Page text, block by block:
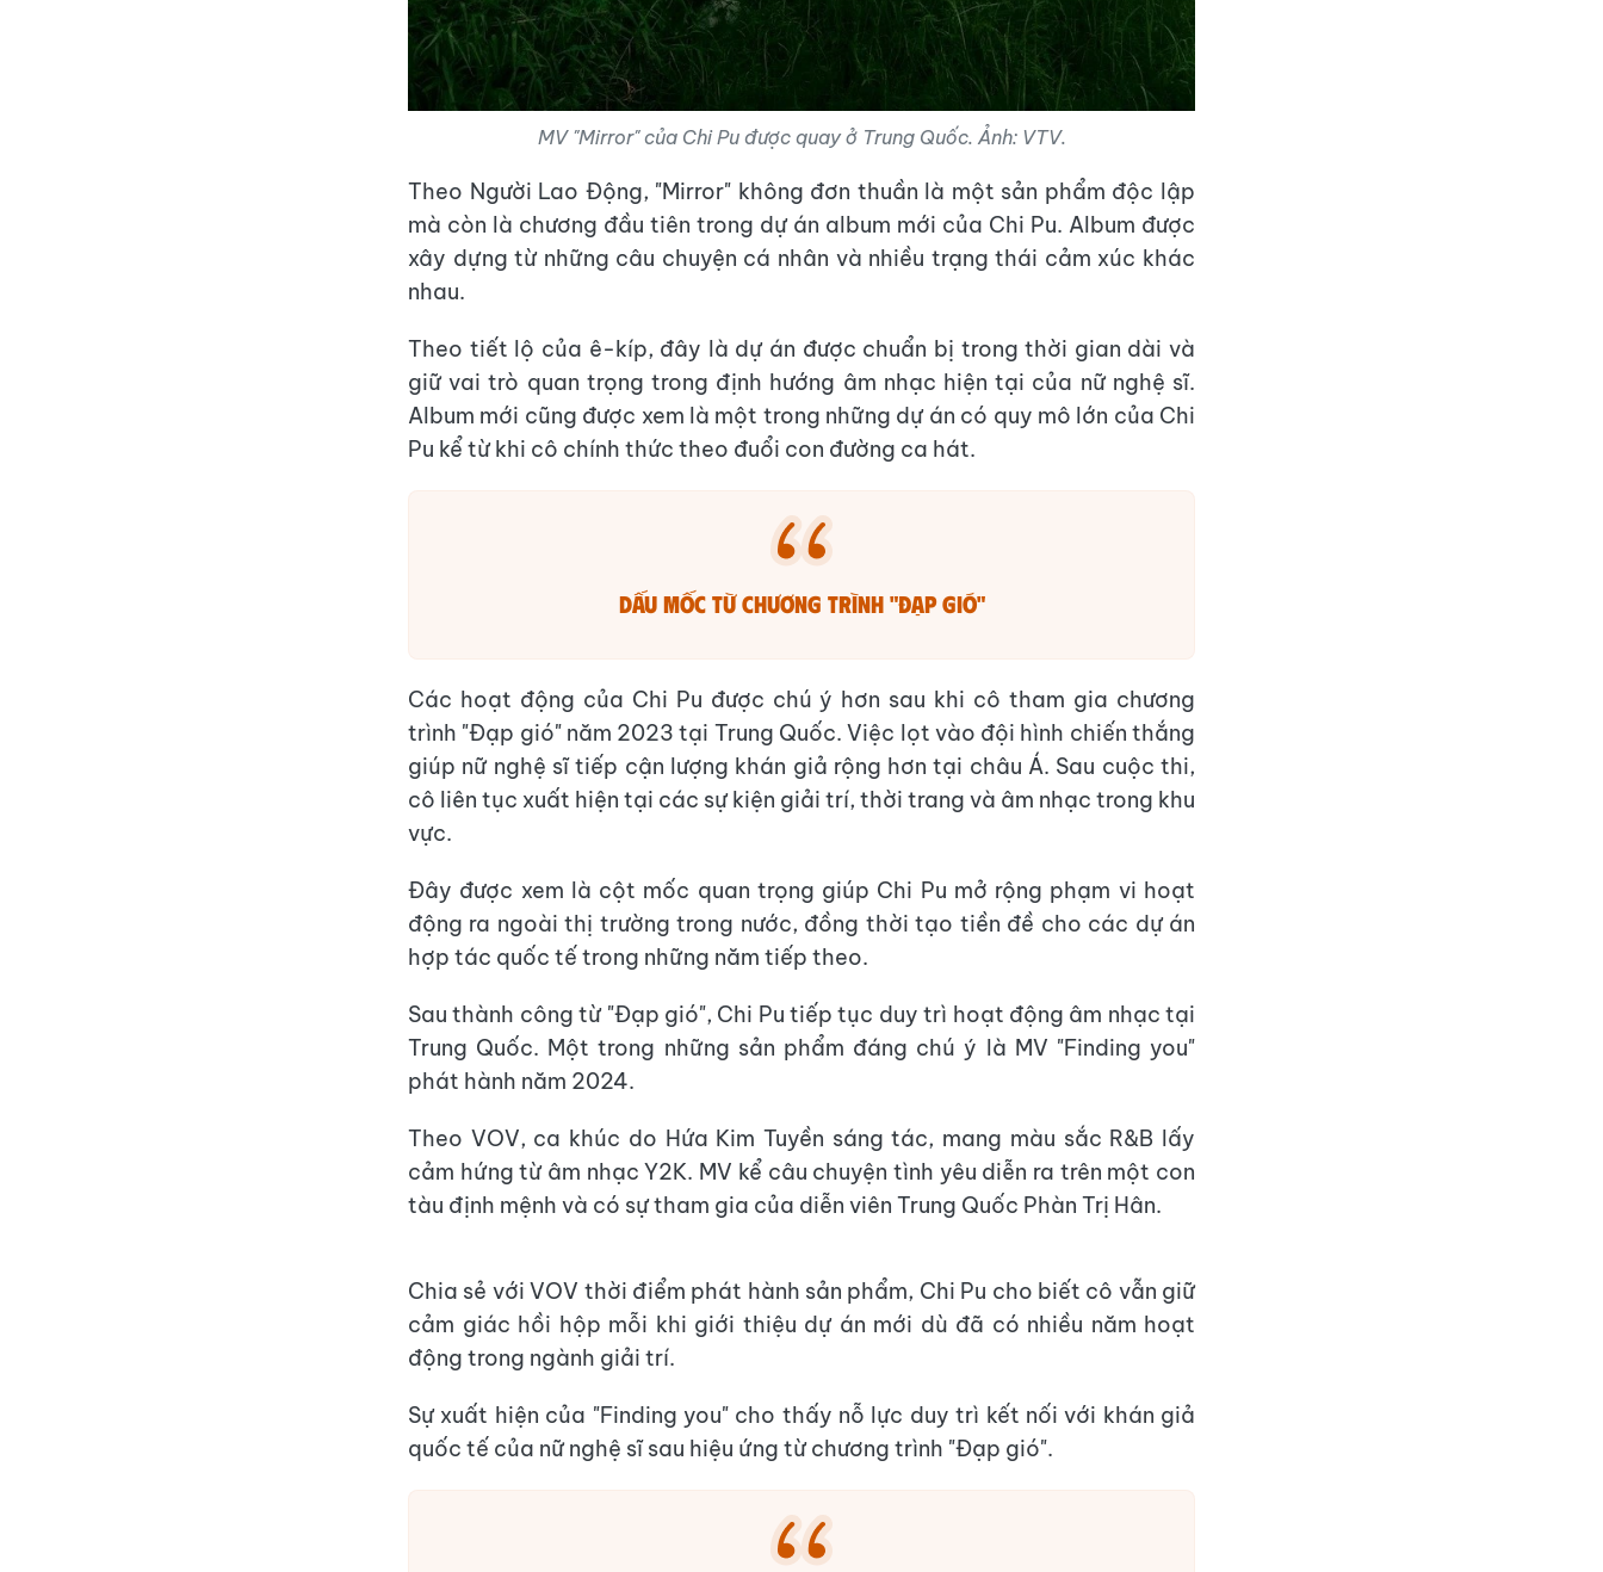
MV "Mirror" của Chi Pu được quay ở Trung Quốc. Ảnh: VTV.
Theo Người Lao Động, "Mirror" không đơn thuần là một sản phẩm độc lập
mà còn là chương đầu tiên trong dự án album mới của Chi Pu. Album được
xây dựng từ những câu chuyện cá nhân và nhiều trạng thái cảm xúc khác
nhau.
Theo tiết lộ của ê-kíp, đây là dự án được chuẩn bị trong thời gian dài và
giữ vai trò quan trọng trong định hướng âm nhạc hiện tại của nữ nghệ sĩ.
Album mới cũng được xem là một trong những dự án có quy mô lớn của Chi
Pu kể từ khi cô chính thức theo đuổi con đường ca hát.
Dấu mốc từ chương trình "Đạp gió"
Các hoạt động của Chi Pu được chú ý hơn sau khi cô tham gia chương
trình "Đạp gió" năm 2023 tại Trung Quốc. Việc lọt vào đội hình chiến thắng
giúp nữ nghệ sĩ tiếp cận lượng khán giả rộng hơn tại châu Á. Sau cuộc thi,
cô liên tục xuất hiện tại các sự kiện giải trí, thời trang và âm nhạc trong khu
vực.
Đây được xem là cột mốc quan trọng giúp Chi Pu mở rộng phạm vi hoạt
động ra ngoài thị trường trong nước, đồng thời tạo tiền đề cho các dự án
hợp tác quốc tế trong những năm tiếp theo.
Sau thành công từ "Đạp gió", Chi Pu tiếp tục duy trì hoạt động âm nhạc tại
Trung Quốc. Một trong những sản phẩm đáng chú ý là MV "Finding you"
phát hành năm 2024.
Theo VOV, ca khúc do Hứa Kim Tuyền sáng tác, mang màu sắc R&B lấy
cảm hứng từ âm nhạc Y2K. MV kể câu chuyện tình yêu diễn ra trên một con
tàu định mệnh và có sự tham gia của diễn viên Trung Quốc Phàn Trị Hân.
Chia sẻ với VOV thời điểm phát hành sản phẩm, Chi Pu cho biết cô vẫn giữ
cảm giác hồi hộp mỗi khi giới thiệu dự án mới dù đã có nhiều năm hoạt
động trong ngành giải trí.
Sự xuất hiện của "Finding you" cho thấy nỗ lực duy trì kết nối với khán giả
quốc tế của nữ nghệ sĩ sau hiệu ứng từ chương trình "Đạp gió".